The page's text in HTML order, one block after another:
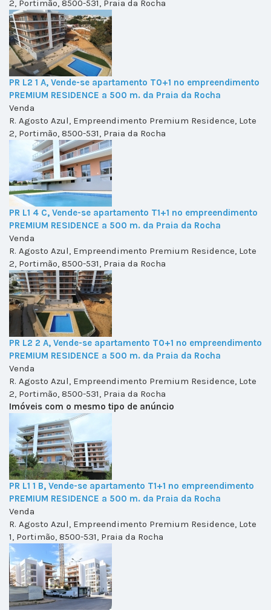
2, Portimão, 8500-531, Praia da Rocha
PR L2 1 A, Vende-se apartamento T0+1 no empreendimento
PREMIUM RESIDENCE a 500 m. da Praia da Rocha
Venda
R. Agosto Azul, Empreendimento Premium Residence, Lote
2, Portimão, 8500-531, Praia da Rocha
PR L1 4 C, Vende-se apartamento T1+1 no empreendimento
PREMIUM RESIDENCE a 500 m. da Praia da Rocha
Venda
R. Agosto Azul, Empreendimento Premium Residence, Lote
2, Portimão, 8500-531, Praia da Rocha
PR L2 2 A, Vende-se apartamento T0+1 no empreendimento
PREMIUM RESIDENCE a 500 m. da Praia da Rocha
Venda
R. Agosto Azul, Empreendimento Premium Residence, Lote
2, Portimão, 8500-531, Praia da Rocha
Imóveis com o mesmo tipo de anúncio
PR L1 1 B, Vende-se apartamento T1+1 no empreendimento
PREMIUM RESIDENCE a 500 m. da Praia da Rocha
Venda
R. Agosto Azul, Empreendimento Premium Residence, Lote
1, Portimão, 8500-531, Praia da Rocha